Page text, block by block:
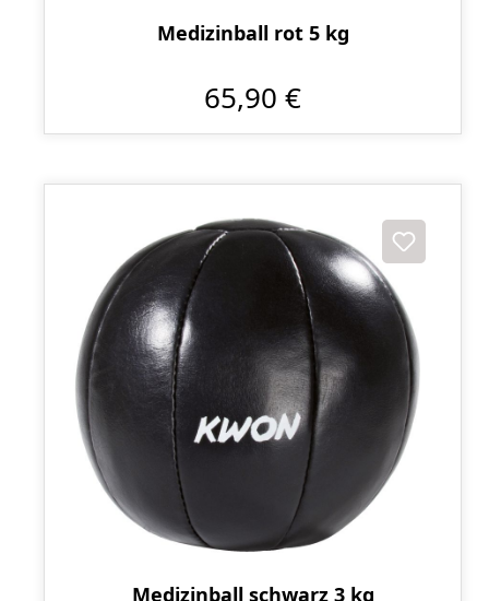
Medizinball rot 5 kg
65,90 €
Medizinball schwarz 3 kg